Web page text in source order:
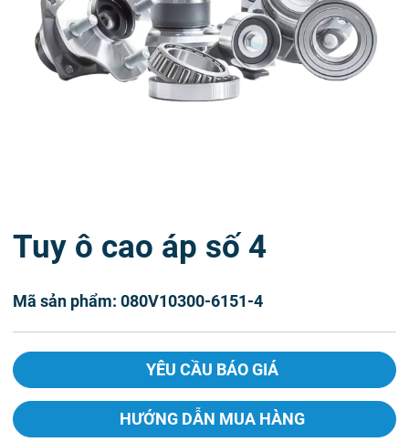
Tuy ô cao áp số 4
Mã sản phẩm: 080V10300-6151-4
YÊU CẦU BÁO GIÁ
HƯỚNG DẪN MUA HÀNG